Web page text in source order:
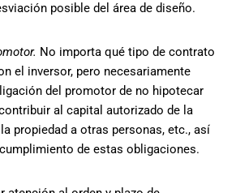
posible del área de diseño.
No importa qué tipo de contrato
el inversor, pero necesariamente
del promotor de no hipotecar
al capital autorizado de la
propiedad a otras personas, etc., así
de estas obligaciones.